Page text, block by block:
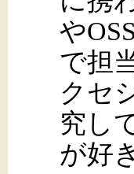
や
で担
クセ
究し
が好